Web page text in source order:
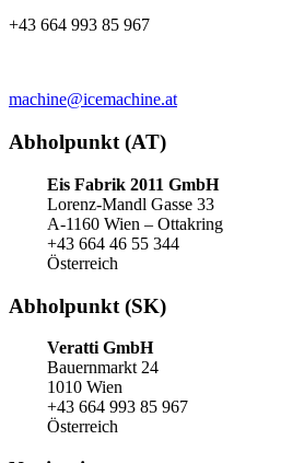
+43 664 993 85 967
machine@icemachine.at
Abholpunkt (AT)
Eis Fabrik 2011 GmbH
Lorenz-Mandl Gasse 33
A-1160 Wien – Ottakring
+43 664 46 55 344
Österreich
Abholpunkt (SK)
Veratti GmbH
Bauernmarkt 24
1010 Wien
+43 664 993 85 967
Österreich